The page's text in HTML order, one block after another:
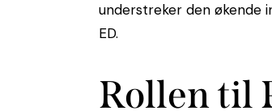
understreker den økende
ED.
Rollen til